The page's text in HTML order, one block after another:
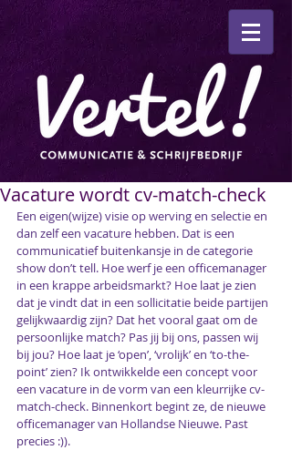
Vacature wordt cv-match-check
Een eigen(wijze) visie op werving en selectie en
dan zelf een vacature hebben. Dat is een
communicatief buitenkansje in de categorie
show don’t tell. Hoe werf je een officemanager
in een krappe arbeidsmarkt? Hoe laat je zien
dat je vindt dat in een sollicitatie beide partijen
gelijkwaardig zijn? Dat het vooral gaat om de
persoonlijke match? Pas jij bij ons, passen wij
bij jou? Hoe laat je ‘open’, ‘vrolijk’ en ‘to-the-
point’ zien? Ik ontwikkelde een concept voor
een vacature in de vorm van een kleurrijke cv-
match-check. Binnenkort begint ze, de nieuwe
officemanager van Hollandse Nieuwe. Past
precies :)).